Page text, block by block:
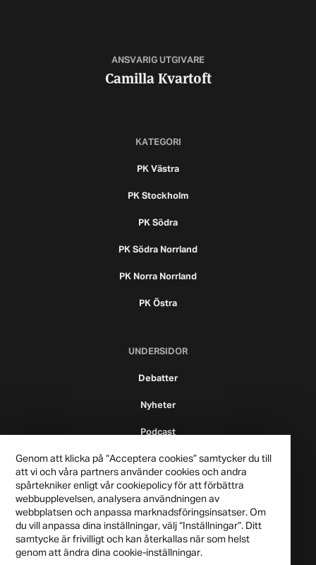
ANSVARIG UTGIVARE
Camilla Kvartoft
KATEGORI
PK Västra
PK Stockholm
PK Södra
PK Södra Norrland
PK Norra Norrland
PK Östra
UNDERSIDOR
Debatter
Nyheter
Podcast
Genom att klicka på “Acceptera cookies” samtycker du till
att vi och våra partners använder cookies och andra
spårtekniker enligt vår cookiepolicy för att förbättra
webbupplevelsen, analysera användningen av
webbplatsen och anpassa marknadsföringsinsatser. Om
du vill anpassa dina inställningar, välj “Inställningar”. Ditt
samtycke är frivilligt och kan återkallas när som helst
genom att ändra dina cookie-inställningar.